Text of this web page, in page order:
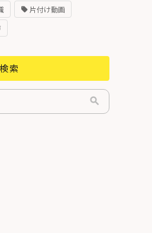
片付け動画
索